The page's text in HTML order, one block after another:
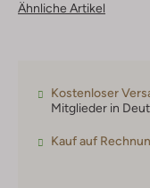
Ähnliche Artikel
Kostenloser
Mitglieder in
Kauf auf